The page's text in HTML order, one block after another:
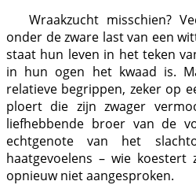
Wraakzucht misschien?
onder de zware last van een
staat hun leven in hetteken
in hun ogen hetkwaad is.
relatieve begrippen, zeker op
ploert die zijn zwager
liefhebbende broer van de
echtgenote van het
haatgevoelens – wie koestert
opnieuw niet aangesproken.